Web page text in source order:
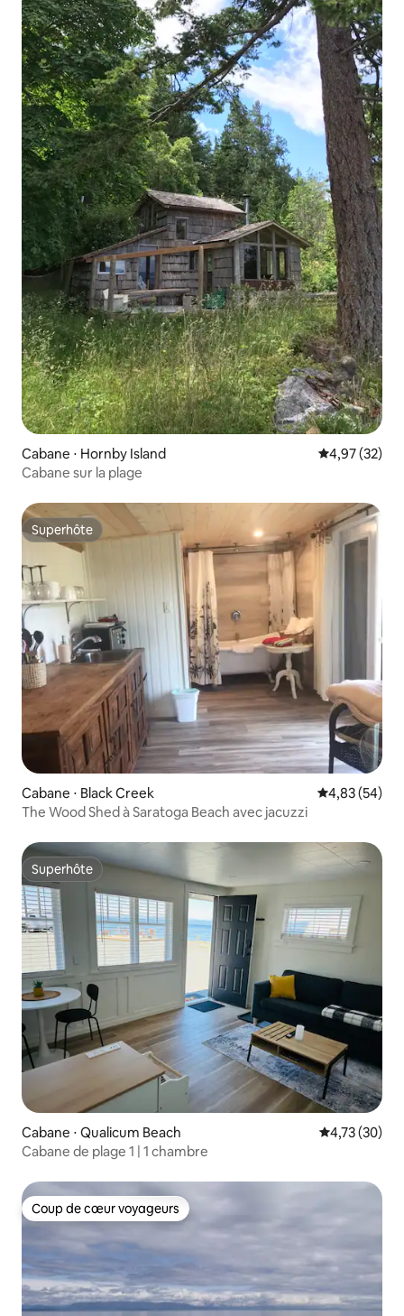
Cabane ⋅ Hornby Island Évaluation
4,97 (32)
Cabane sur la plage
Superhôte
Superhôte
Cabane ⋅ Black Creek Évaluation
4,83 (54)
The Wood Shed à Saratoga Beach avec jacuzzi
Superhôte
Superhôte
Cabane ⋅ Qualicum Beach Évaluation
4,73 (30)
Cabane de plage 1 | 1 chambre
Coup de cœur voyageurs
Coup de cœur voyageurs